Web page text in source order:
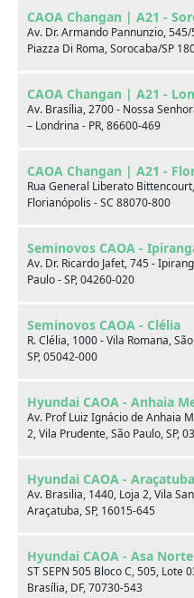
CAOA Changan | A21 -
Av. Dr. Armando Pannunzio,
Piazza Di Roma, Sorocaba/SP
CAOA Changan | A21 -
Av. Brasília, 2700 - Nossa
– Londrina - PR, 86600-469
CAOA Changan | A21 -
Rua General Liberato
Florianópolis - SC 88070-800
Seminovos CAOA -
Av. Dr. Ricardo Jafet, 745 -
Paulo - SP, 04260-020
Seminovos CAOA - Clélia
R. Clélia, 1000 - Vila Romana,
SP, 05042-000
Hyundai CAOA - Anhaia
Av. Prof Luiz Ignácio de Anhaia
2, Vila Prudente, São Paulo, SP,
Hyundai CAOA - Araçatuba
Av. Brasilia, 1440, Loja 2, Vila
Araçatuba, SP, 16015-645
Hyundai CAOA - Asa Norte
ST SEPN 505 Bloco C, 505, Lote
Brasília, DF, 70730-543
Observações
VEICULO NOVO OU
VISITAR!!! VEÍCULOS EM
GARANTIA E
FINANCIAMENTO COM
MELHORES TAXAS,
FINANCEIRA, TEMOS
NEGÓCIO. OS VALORES
DE ORIGEM DO
RESERVAMOS NO
DIGITAÇÃO. NOS
POSSÍVEIS ALTERAÇÕES
Você pode